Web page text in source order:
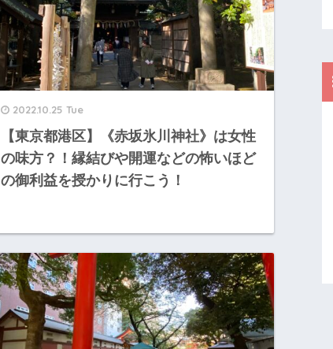
2022.10.25 Tue
【東京都港区】《赤坂氷川神社》は女性
の味方？！縁結びや開運などの怖いほど
の御利益を授かりに行こう！